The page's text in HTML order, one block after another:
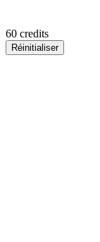
60 credits
Réinitialiser